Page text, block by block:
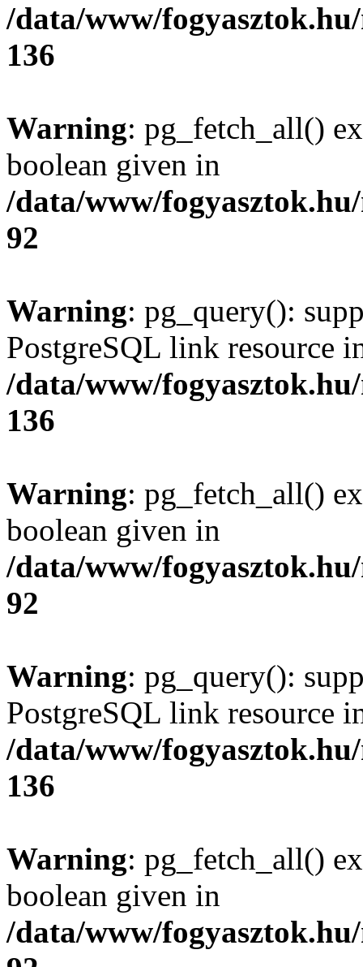
/data/www/
136
Warning: pg_fetch_all()
boolean given in
/data/www/
92
Warning: pg_query():
PostgreSQL link resource
/data/www/
136
Warning: pg_fetch_all()
boolean given in
/data/www/
92
Warning: pg_query():
PostgreSQL link resource
/data/www/
136
Warning: pg_fetch_all()
boolean given in
/data/www/